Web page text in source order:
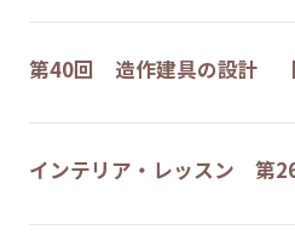
第40回 造作建具の設計
インテリア・レッスン 第